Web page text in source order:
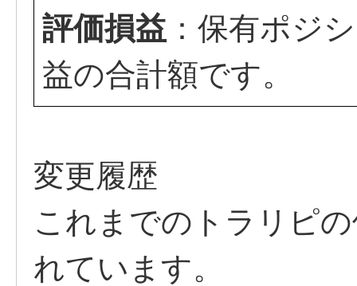
評価損益 ：保有ポジ
益の合計額です。
変更履歴
これまでのトラリピ
れています。